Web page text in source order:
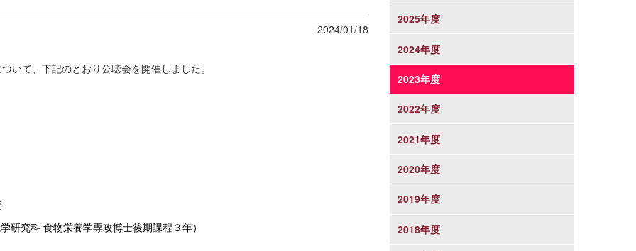
2024/01/18
いて、下記のとおり公聴会を開催しました。
研究科 食物栄養学専攻博士後期課程３年）
2025年度
2024年度
2023年度
2022年度
2021年度
2020年度
2019年度
2018年度